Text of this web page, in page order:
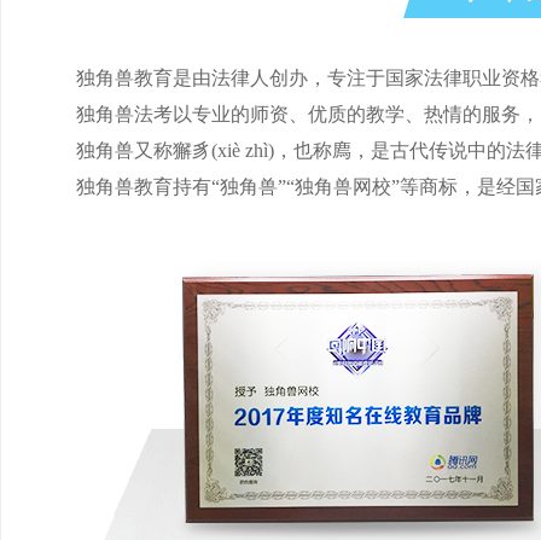
独角兽教育是由法律人创办，专注于国家法律职业资
独角兽法考以专业的师资、优质的教学、热情的服务
独角兽又称獬豸(xiè zhì)，也称廌，是古代传说中的法
独角兽教育持有“独角兽”“独角兽网校”等商标，是经